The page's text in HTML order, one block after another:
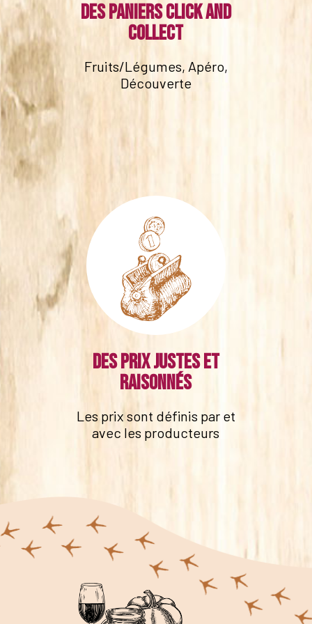
Des paniers click and
collect
Fruits/Légumes, Apéro,
Découverte
Des prix justes et
raisonnés
Les prix sont définis par et
avec les producteurs